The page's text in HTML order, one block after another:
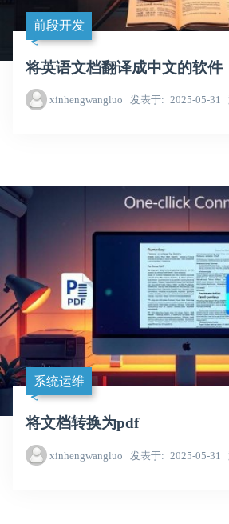
前段开发
将英语文档翻译成中文的软件
xinhengwangluo 发表于 2025-05-31
系统运维
将文档转换为pdf
xinhengwangluo 发表于 2025-05-31